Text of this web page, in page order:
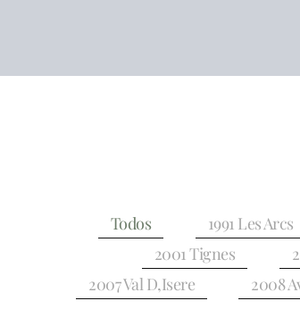
Todos 1991 Les Arcs
2001 Tignes
2007 Val D,Isere
2008